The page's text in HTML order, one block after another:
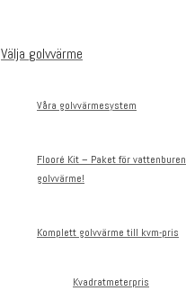
Välja golvvärme
Våra golvvärmesystem
Flooré Kit – Paket för vattenburen
golvvärme!
Komplett golvvärme till kvm-pris
Kvadratmeterpris